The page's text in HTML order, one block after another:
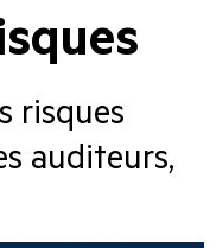
risques
auditeurs,